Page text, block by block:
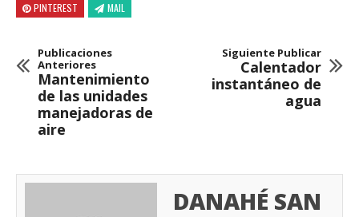
PINTEREST
MAIL
Publicaciones
Anteriores
Mantenimiento
de las unidades
manejadoras de
aire
Siguiente Publicar
Calentador
instantáneo de
agua
DANAHÉ SAN